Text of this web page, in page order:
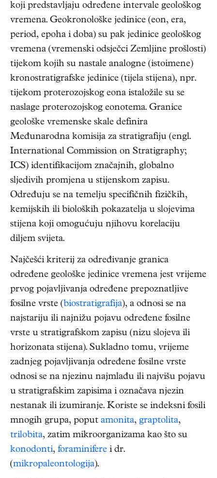
koji predstavljaju određene intervale geološkog
vremena. Geokronološke jedinice (eon, era,
period, epoha i doba) su pak jedinice geološkog
vremena (vremenski odsječci Zemljine prošlosti)
tijekom kojih su nastale analogne (istoimene)
kronostratigrafske jedinice (tijela stijena), npr.
tijekom proterozojskog eona istaložile su se
naslage proterozojskog eonotema. Granice
geološke vremenske skale definira
Međunarodna komisija za stratigrafiju (engl.
International Commission on Stratigraphy;
ICS) identifikacijom značajnih, globalno
sljedivih promjena u stijenskom zapisu.
Određuju se na temelju specifičnih fizičkih,
kemijskih ili bioloških pokazatelja u slojevima
stijena koji omogućuju njihovu korelaciju
diljem svijeta.
Najčešći kriterij za određivanje granica
određene geološke jedinice vremena jest vrijeme
prvog pojavljivanja određene prepoznatljive
fosilne vrste (biostratigrafija), a odnosi se na
najstariju ili najnižu pojavu određene fosilne
vrste u stratigrafskom zapisu (nizu slojeva ili
horizonata stijena). Sukladno tomu, vrijeme
zadnjeg pojavljivanja određene fosilne vrste
odnosi se na njezinu najmlađu ili najvišu pojavu
u stratigrafskim zapisima i označava njezin
nestanak ili izumiranje. Koriste se indeksni fosili
mnogih grupa, poput amonita, graptolita,
trilobita, zatim mikroorganizama kao što su
konodonti, foraminifere i dr.
(mikropaleontologija).